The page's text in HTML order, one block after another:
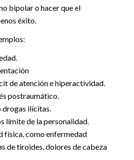
bipolar o hacer que el
éxito.
de atención e hiperactividad.
postraumático.
drogas ilícitas.
límite de la personalidad.
física, como enfermedad
de tiroides, dolores de cabeza